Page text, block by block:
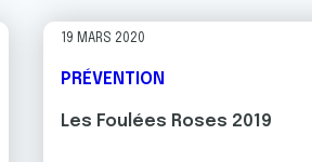
19 MARS 2020
PRÉVENTION
Les Foulées Roses 2019